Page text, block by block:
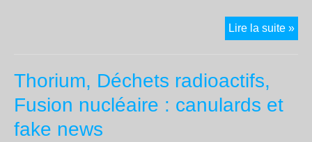
Lire la suite »
Thorium, Déchets radioactifs,
Fusion nucléaire : canulards et
fake news